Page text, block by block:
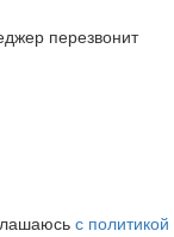
перезвонит
с политикой